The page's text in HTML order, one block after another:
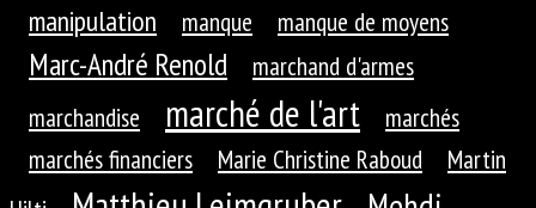
manipulation manque manque de moyens
Marc-André Renold
marchand d'armes
marchandise
marché de l'art
marchés
marchés financiers
Marie Christine Raboud
Martin